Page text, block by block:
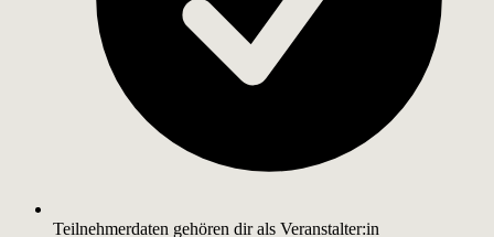
Teilnehmerdaten gehören dir als Veranstalter:in